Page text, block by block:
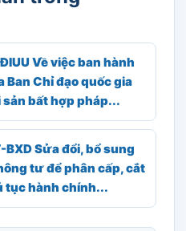
Về việc ban hành
Ban Chỉ đạo quốc gia
bất hợp pháp...
Sửa đổi, bổ sung
tư để phân cấp, cắt
tục hành chính...